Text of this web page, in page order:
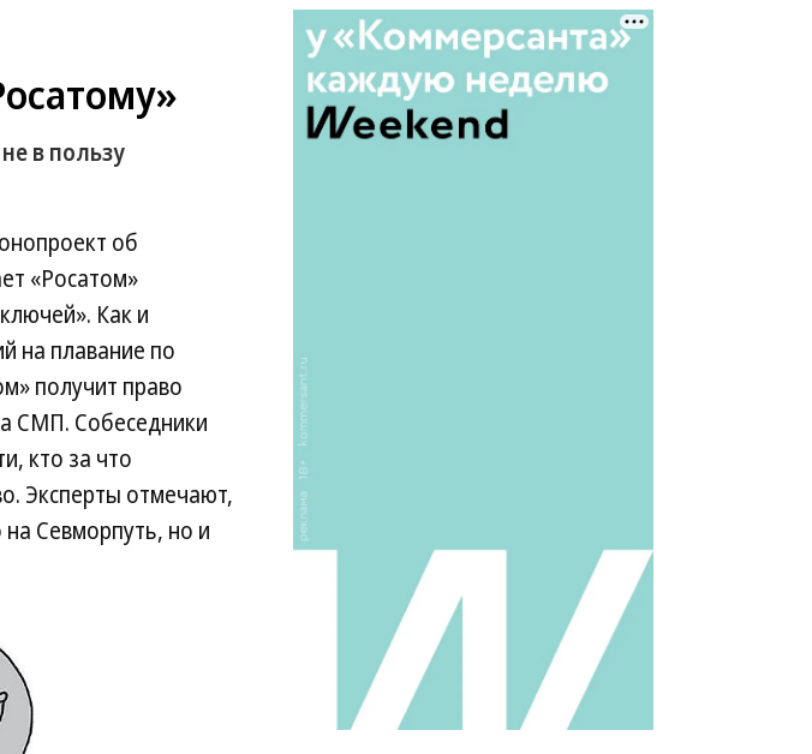
в пользу
об
«Росатом»
Как и
на плавание по
получит право
СМП. Собеседники
кто за что
Эксперты отмечают,
Севморпуть, но и